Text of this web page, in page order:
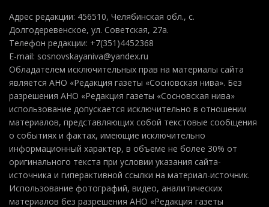
Адрес редакции: 456510, Челябинская обл., с.
Долгодеревенское, ул. Советская, 27а.
Телефон редакции: +7(351)4452368
E-mail: sosnovskayaniva@yandex.ru
Обладателем исключительных прав на материалы сайта
является АНО «Редакция газеты «Сосновская нива». Без
разрешения АНО «Редакция газеты «Сосновская нива»
использование допускается исключительно в отношении
материалов, представляющих собой текстовые сообщения
о событиях и фактах, имеющие исключительно
информационный характер, в объеме не более 30% от
оригинального текста при условии указания сайта-
источника и гиперактивной ссылки на материал-источник.
Использование фотографий, видео, аналитических
материалов без разрешения АНО «Редакция газеты